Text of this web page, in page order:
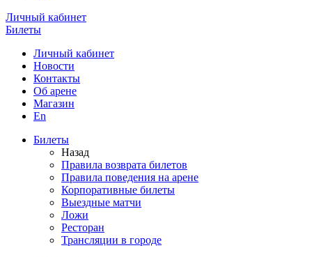
Личный кабинет
Билеты
Личный кабинет
Новости
Контакты
Об арене
Магазин
En
Билеты
Назад
Правила возврата билетов
Правила поведения на арене
Корпоративные билеты
Выездные матчи
Ложи
Ресторан
Трансляции в городе